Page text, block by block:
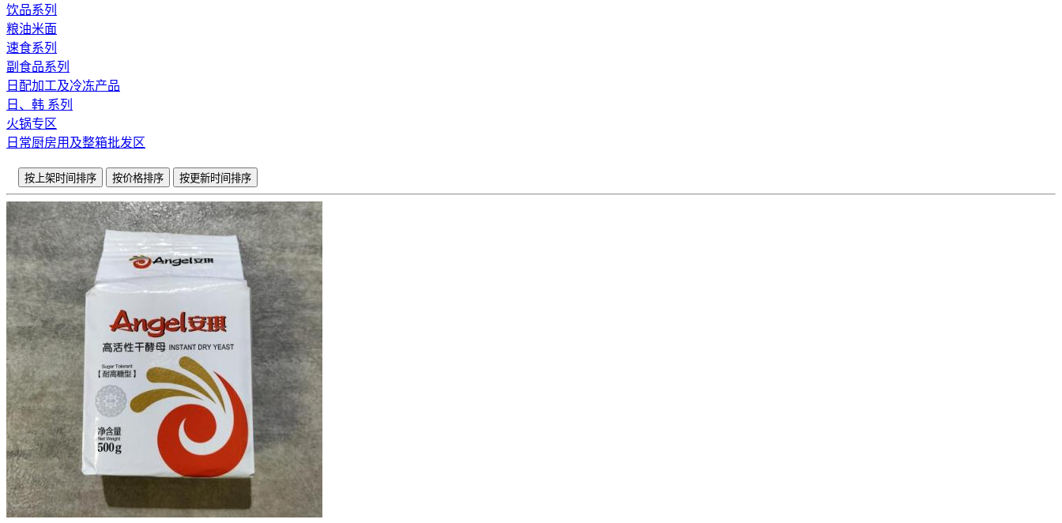
饮品系列
粮油米面
速食系列
副食品系列
日配加工及冷冻产品
日、韩 系列
火锅专区
日常厨房用及整箱批发区
按上架时间排序 按价格排序 按更新时间排序